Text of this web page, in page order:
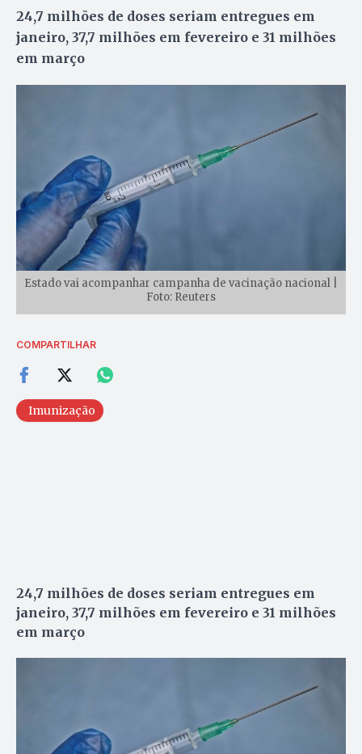
24,7 milhões de doses seriam entregues em
janeiro, 37,7 milhões em fevereiro e 31 milhões
em março
Estado vai acompanhar campanha de vacinação nacional |
Foto: Reuters
COMPARTILHAR
Imunização
24,7 milhões de doses seriam entregues em
janeiro, 37,7 milhões em fevereiro e 31 milhões
em março